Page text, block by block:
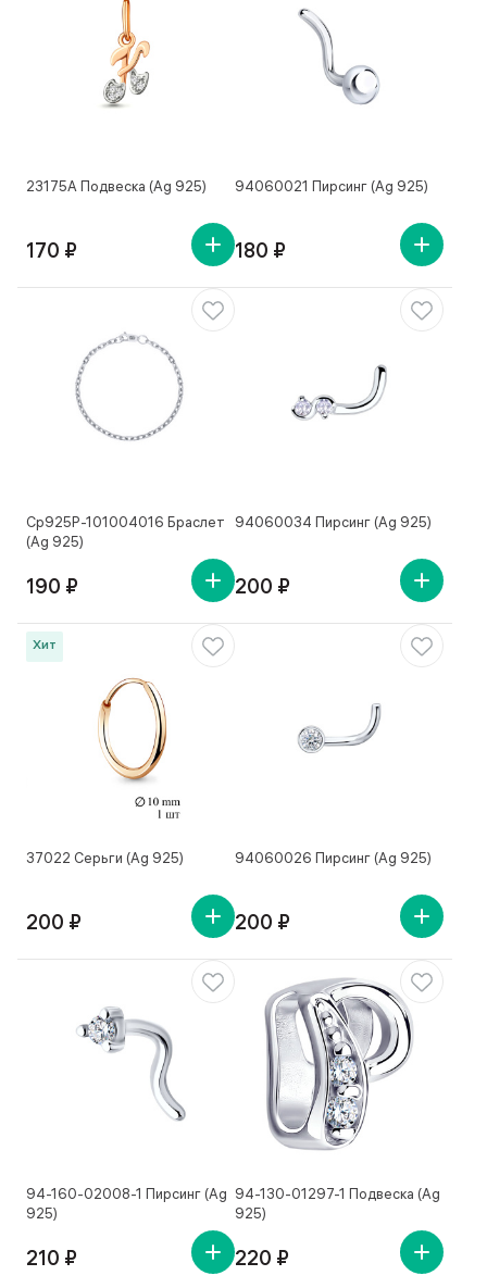
23175А Подвеска (Ag 925)
170 ₽
94060021 Пирсинг (Ag 925)
180 ₽
Ср925Р-101004016 Браслет
(Ag 925)
190 ₽
94060034 Пирсинг (Ag 925)
200 ₽
Хит
37022 Серьги (Ag 925)
200 ₽
94060026 Пирсинг (Ag 925)
200 ₽
94-160-02008-1 Пирсинг (Ag
925)
210 ₽
94-130-01297-1 Подвеска (Ag
925)
220 ₽